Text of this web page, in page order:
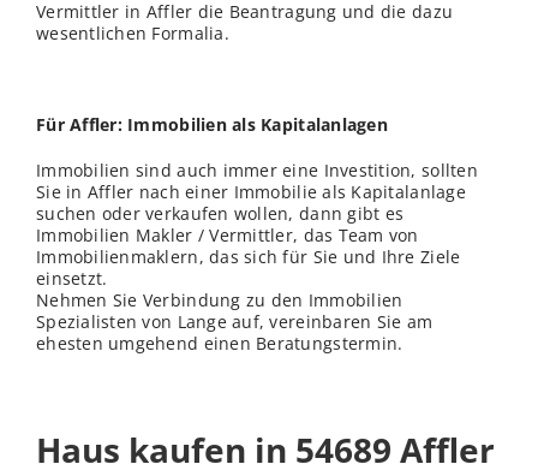
Vermittler in Affler die Beantragung und die dazu
wesentlichen Formalia.
Für Affler: Immobilien als Kapitalanlagen
Immobilien sind auch immer eine Investition, sollten
Sie in Affler nach einer Immobilie als Kapitalanlage
suchen oder verkaufen wollen, dann gibt es
Immobilien Makler / Vermittler, das Team von
Immobilienmaklern, das sich für Sie und Ihre Ziele
einsetzt.
Nehmen Sie Verbindung zu den Immobilien
Spezialisten von Lange auf, vereinbaren Sie am
ehesten umgehend einen Beratungstermin.
Haus kaufen in 54689 Affler